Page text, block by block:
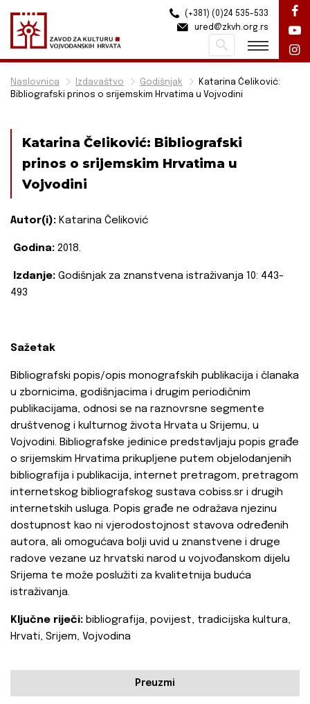
Naslovnica Izdavaštvo Godišnjak
Katarina Čeliković:
Bibliografski prinos o srijemskim Hrvatima u Vojvodini
Katarina Čeliković: Bibliografski
prinos o srijemskim Hrvatima u
Vojvodini
Autor(i): Katarina Čeliković
Godina: 2018.
Izdanje: Godišnjak za znanstvena istraživanja 10: 443-
493
Sažetak
Bibliografski popis/opis monografskih publikacija i članaka
u zbornicima, godišnjacima i drugim periodičnim
publikacijama, odnosi se na raznovrsne segmente
društvenog i kulturnog života Hrvata u Srijemu, u
Vojvodini. Bibliografske jedinice predstavljaju popis građe
o srijemskim Hrvatima prikupljene putem objelodanjenih
bibliografija i publikacija, internet pretragom, pretragom
internetskog bibliografskog sustava cobiss.sr i drugih
internetskih usluga. Popis građe ne odražava njezinu
dostupnost kao ni vjerodostojnost stavova određenih
autora, ali omogućava bolji uvid u znanstvene i druge
radove vezane uz hrvatski narod u vojvođanskom dijelu
Srijema te može poslužiti za kvalitetnija buduća
istraživanja.
Ključne riječi: bibliografija, povijest, tradicijska kultura,
Hrvati, Srijem, Vojvodina
Preuzmi
(+381) (0)24 535-533
ured@zkvh.org.rs
Pretraži